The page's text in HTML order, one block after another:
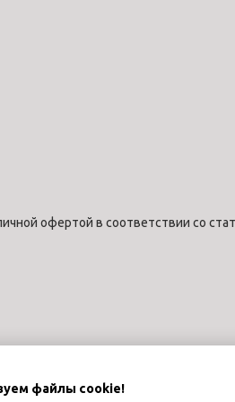
файлы cookie!
офертой в соответствии со